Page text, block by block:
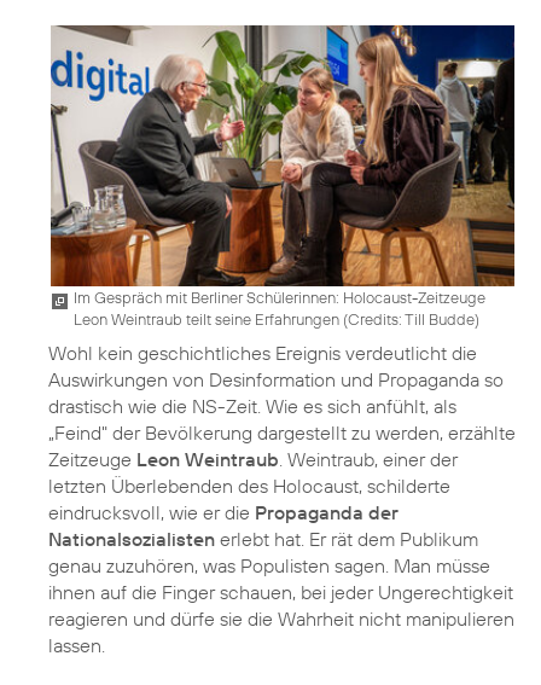
Im Gespräch mit Berliner Schülerinnen: Holocaust-Zeitzeuge
Leon Weintraub teilt seine Erfahrungen (Credits: Till Budde)
Wohl kein geschichtliches Ereignis verdeutlicht die
Auswirkungen von Desinformation und Propaganda so
drastisch wie die NS-Zeit. Wie es sich anfühlt, als
„Feind" der Bevölkerung dargestellt zu werden, erzählte
Zeitzeuge Leon Weintraub. Weintraub, einer der
letzten Überlebenden des Holocaust, schilderte
eindrucksvoll, wie er die Propaganda der
Nationalsozialisten erlebt hat. Er rät dem Publikum
genau zuzuhören, was Populisten sagen. Man müsse
ihnen auf die Finger schauen, bei jeder Ungerechtigkeit
reagieren und dürfe sie die Wahrheit nicht manipulieren
lassen.